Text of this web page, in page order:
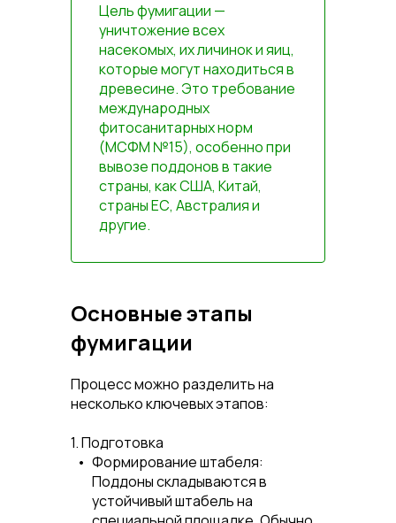
Цель фумигации —
уничтожение всех
насекомых, их личинок и яиц,
которые могут находиться в
древесине. Это требование
международных
фитосанитарных норм
(МСФМ №15), особенно при
вывозе поддонов в такие
страны, как США, Китай,
страны ЕС, Австралия и
другие.
Основные этапы
фумигации
Процесс можно разделить на
несколько ключевых этапов:
1. Подготовка
Формирование штабеля:
Поддоны складываются в
устойчивый штабель на